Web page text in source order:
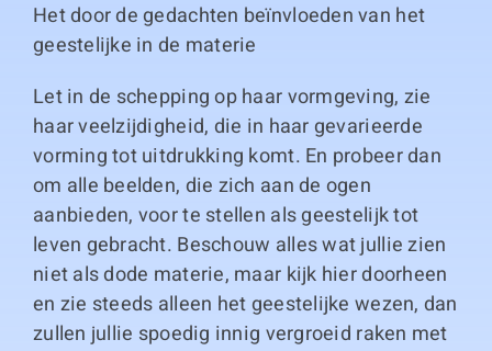
Thema boeken
Duitse boeken
Links
Het door de gedachten beïnvloeden van het
geestelijke in de materie
Let in de schepping op haar vormgeving, zie
haar veelzijdigheid, die in haar gevarieerde
vorming tot uitdrukking komt. En probeer dan
om alle beelden, die zich aan de ogen
aanbieden, voor te stellen als geestelijk tot
leven gebracht. Beschouw alles wat jullie zien
niet als dode materie, maar kijk hier doorheen
en zie steeds alleen het geestelijke wezen, dan
zullen jullie spoedig innig vergroeid raken met